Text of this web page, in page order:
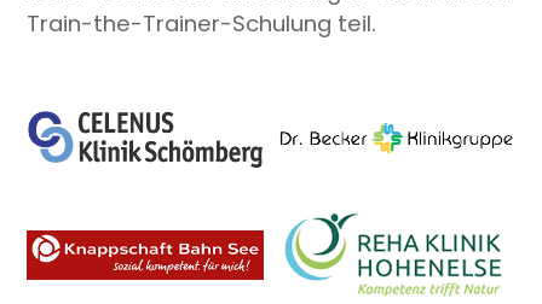
Train-the-Trainer-Schulung teil.